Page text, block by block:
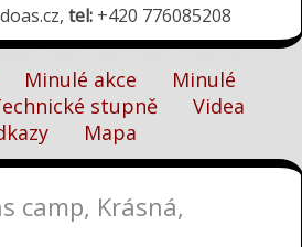
tel: +420 776085208
Minulé akce
Minulé
stupně
Videa
Mapa
camp, Krásná,